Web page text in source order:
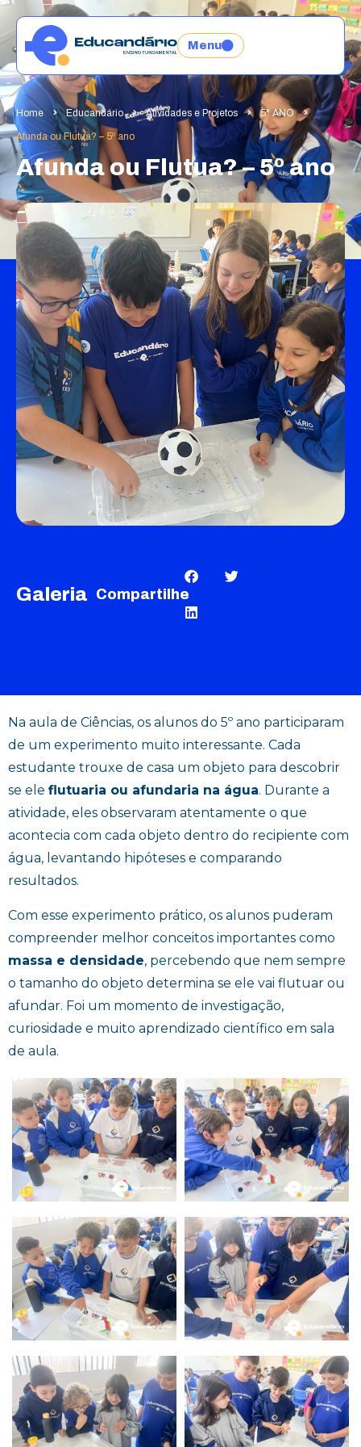
Menu
Home Educandário Atividades e Projetos 5° ANO
Afunda ou Flutua? – 5º ano
Afunda ou Flutua? – 5º ano
Galeria Compartilhe
Na aula de Ciências, os alunos do 5º ano participaram
de um experimento muito interessante. Cada
estudante trouxe de casa um objeto para descobrir
se ele flutuaria ou afundaria na água. Durante a
atividade, eles observaram atentamente o que
acontecia com cada objeto dentro do recipiente com
água, levantando hipóteses e comparando
resultados.
Com esse experimento prático, os alunos puderam
compreender melhor conceitos importantes como
massa e densidade, percebendo que nem sempre
o tamanho do objeto determina se ele vai flutuar ou
afundar. Foi um momento de investigação,
curiosidade e muito aprendizado científico em sala
de aula.